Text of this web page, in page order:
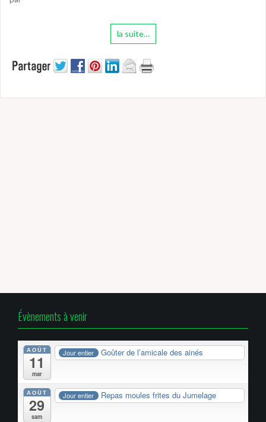
la suite…
Évènements à venir
AOÛT
11
mar
Jour entier Goûter de l’amicale des ainés
AOÛT
29
sam
Jour entier Repas moules frites du Jumelage